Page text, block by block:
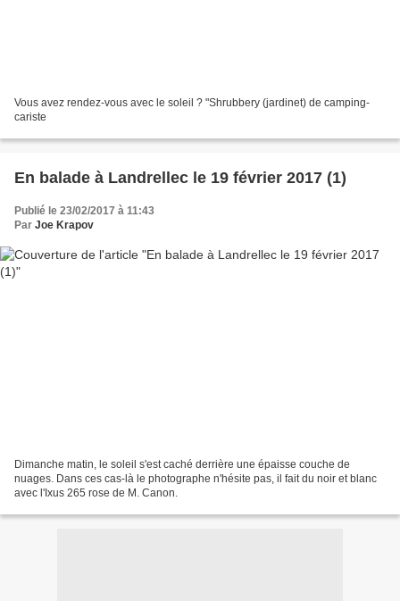
Vous avez rendez-vous avec le soleil ? "Shrubbery (jardinet) de camping-
cariste
En balade à Landrellec le 19 février 2017 (1)
Publié le 23/02/2017 à 11:43
Par Joe Krapov
Dimanche matin, le soleil s'est caché derrière une épaisse couche de
nuages. Dans ces cas-là le photographe n'hésite pas, il fait du noir et blanc
avec l'Ixus 265 rose de M. Canon.